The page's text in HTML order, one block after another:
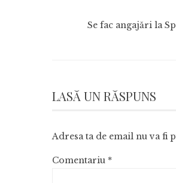
Se fac angajări la
LASĂ UN RĂSPUNS
Adresa ta de email nu va fi
Comentariu *